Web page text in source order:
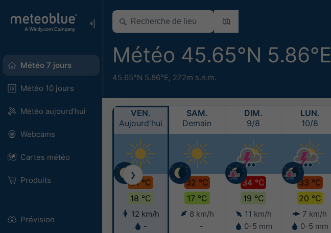
Météo 7 jours
Météo 10 jours
Météo aujourd'hui
Webcams
Cartes météo
Produits
Prévision
Météo 45.65°N 5.86°E
45.65°N 5.86°E, 272m s.n.m.
VEN.
Aujourd'hui
31 °C
18 °C
12 km/h
-
SAM.
Demain
32 °C
17 °C
8 km/h
-
DIM.
9/8
34 °C
19 °C
11 km/h
0-5 mm
LUN.
10/8
33 °C
20 °C
7 km/h
0-5 mm
❯